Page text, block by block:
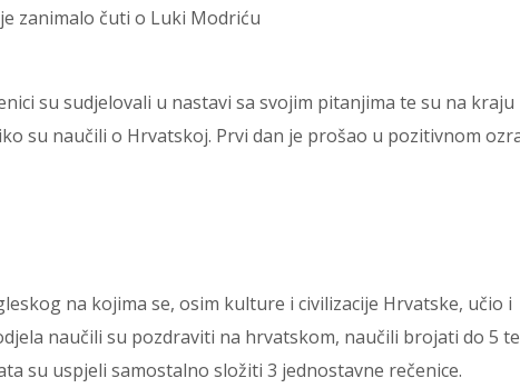
zanimalo čuti o Luki Modriću
su sudjelovali u nastavi sa svojim pitanjima te su na kraju
su naučili o Hrvatskoj. Prvi dan je prošao u pozitivnom
na kojima se, osim kulture i civilizacije Hrvatske, učio i
naučili su pozdraviti na hrvatskom, naučili brojati do 5
su uspjeli samostalno složiti 3 jednostavne rečenice.